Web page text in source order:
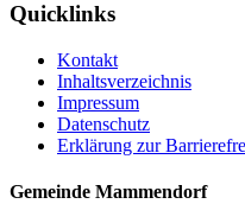
Quicklinks
Kontakt
Inhaltsverzeichnis
Impressum
Datenschutz
Erklärung zur
Gemeinde Mammendorf